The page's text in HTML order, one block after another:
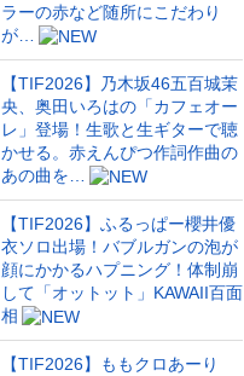
ラーの赤など随所にこだわり
が…
【TIF2026】乃木坂46五百城茉
央、奥田いろはの「カフェオー
レ」登場！生歌と生ギターで聴
かせる。赤えんぴつ作詞作曲の
あの曲を…
【TIF2026】ふるっぱー櫻井優
衣ソロ出場！バブルガンの泡が
顔にかかるハプニング！体制崩
して「オットット」KAWAII百面
相
【TIF2026】ももクロあーり